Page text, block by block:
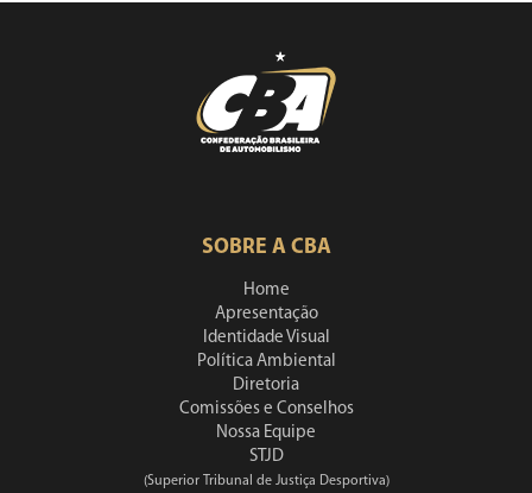
SOBRE A CBA
Home
Apresentação
Identidade Visual
Política Ambiental
Diretoria
Comissões e Conselhos
Nossa Equipe
STJD
(Superior Tribunal de Justiça Desportiva)